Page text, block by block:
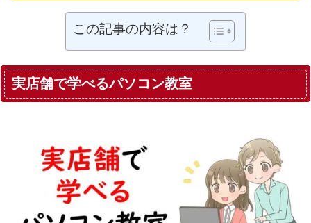
この記事の内容は？
実店舗で学べるパソコン教室